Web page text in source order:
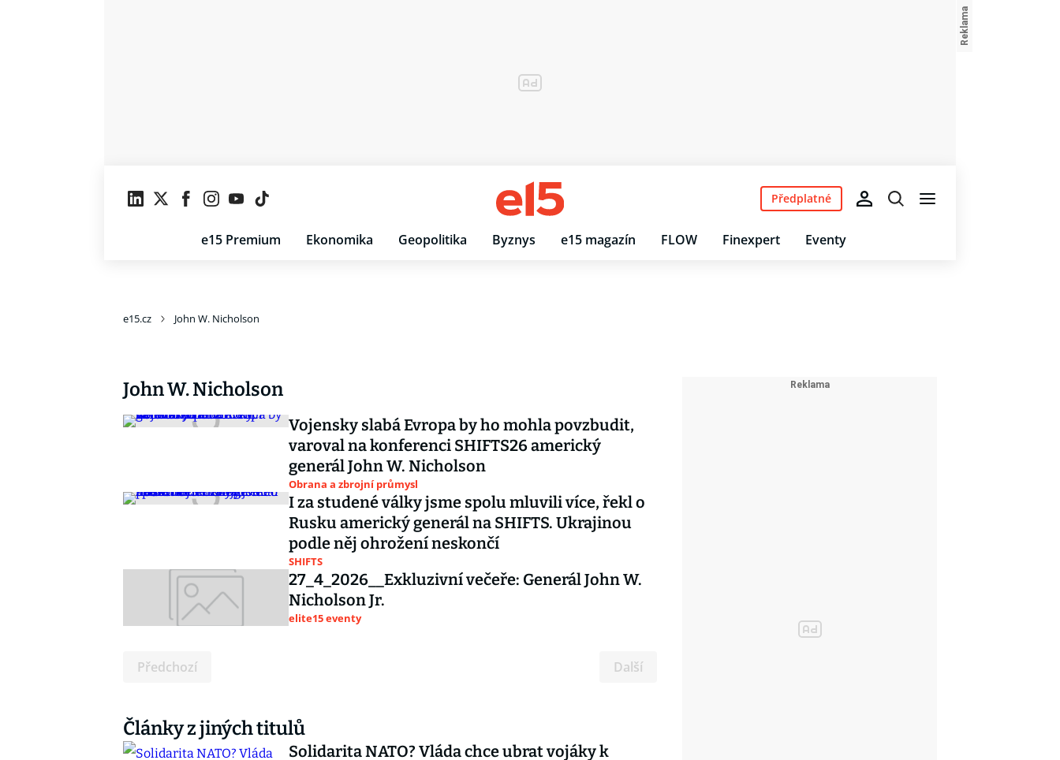
e15 Premium Ekonomika Geopolitika Byznys e15 magazín FLOW Finexpert Eventy
Předplatné
e15.cz John W. Nicholson
John W. Nicholson
Vojensky slabá Evropa by ho mohla povzbudit,
varoval na konferenci SHIFTS26 americký
generál John W. Nicholson
Obrana a zbrojní průmysl
I za studené války jsme spolu mluvili více, řekl o
Rusku americký generál na SHIFTS. Ukrajinou
podle něj ohrožení neskončí
SHIFTS
27_4_2026__Exkluzivní večeře: Generál John W.
Nicholson Jr.
elite15 eventy
Předchozí Další
Články z jiných titulů
Solidarita NATO? Vláda chce ubrat vojáky k